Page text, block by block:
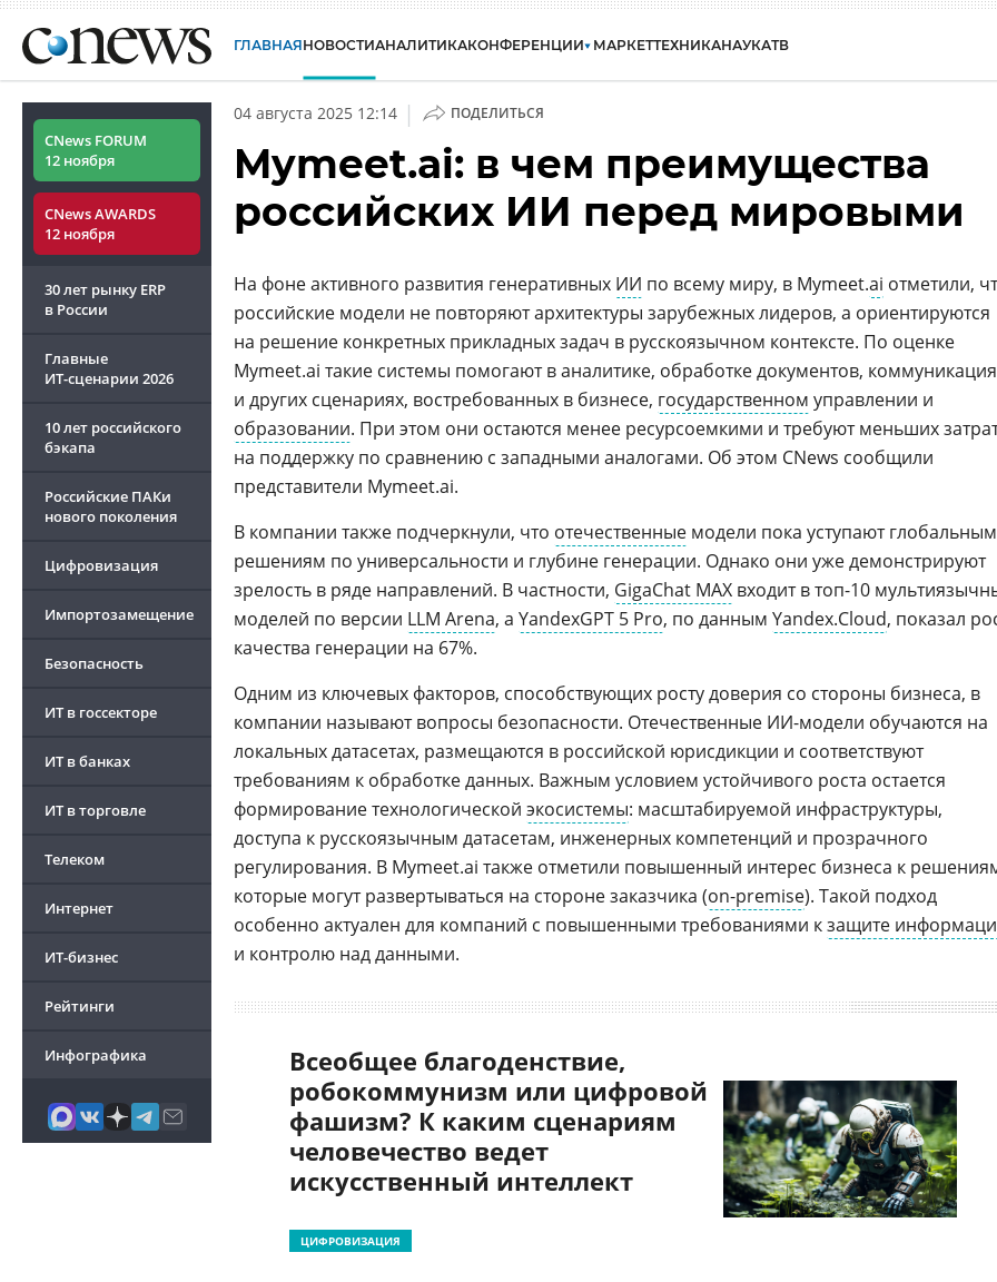
ГЛАВНАЯНОВОСТИАНАЛИТИКАКОНФЕРЕНЦИИ МАРКЕТТЕХНИКАНАУКАТВ
CNews FORUM
12 ноября
CNews AWARDS
12 ноября
30 лет рынку ERP
в России
Главные
ИТ-сценарии 2026
10 лет российского
бэкапа
Российские ПАКи
нового поколения
Цифровизация
Импортозамещение
Безопасность
ИТ в госсекторе
ИТ в банках
ИТ в торговле
Телеком
Интернет
ИТ-бизнес
Рейтинги
Инфографика
04 августа 2025 12:14 | ПОДЕЛИТЬСЯ
Mymeet.ai: в чем преимущества
российских ИИ перед мировыми
На фоне активного развития генеративных ИИ по всему миру, в Mymeet.ai отметили,
российские модели не повторяют архитектуры зарубежных лидеров, а ориентируются
на решение конкретных прикладных задач в русскоязычном контексте. По оценке
Mymeet.ai такие системы помогают в аналитике, обработке документов,
и других сценариях, востребованных в бизнесе, государственном управлении и
образовании. При этом они остаются менее ресурсоемкими и требуют меньших
на поддержку по сравнению с западными аналогами. Об этом CNews сообщили
представители Mymeet.ai.
В компании также подчеркнули, что отечественные модели пока уступают глобальным
решениям по универсальности и глубине генерации. Однако они уже демонстрируют
зрелость в ряде направлений. В частности, GigaChat MAX входит в топ-10
моделей по версии LLM Arena, а YandexGPT 5 Pro, по данным Yandex.Cloud, показал
качества генерации на 67%.
Одним из ключевых факторов, способствующих росту доверия со стороны бизнеса, в
компании называют вопросы безопасности. Отечественные ИИ-модели обучаются на
локальных датасетах, размещаются в российской юрисдикции и соответствуют
требованиям к обработке данных. Важным условием устойчивого роста остается
формирование технологической экосистемы: масштабируемой инфраструктуры,
доступа к русскоязычным датасетам, инженерных компетенций и прозрачного
регулирования. В Mymeet.ai также отметили повышенный интерес бизнеса к
которые могут развертываться на стороне заказчика (on-premise). Такой подход
особенно актуален для компаний с повышенными требованиями кзащите
и контролю над данными.
Всеобщее благоденствие,
робокоммунизм или цифровой
фашизм? К каким сценариям
человечество ведет
искусственный интеллект
ЦИФРОВИЗАЦИЯ